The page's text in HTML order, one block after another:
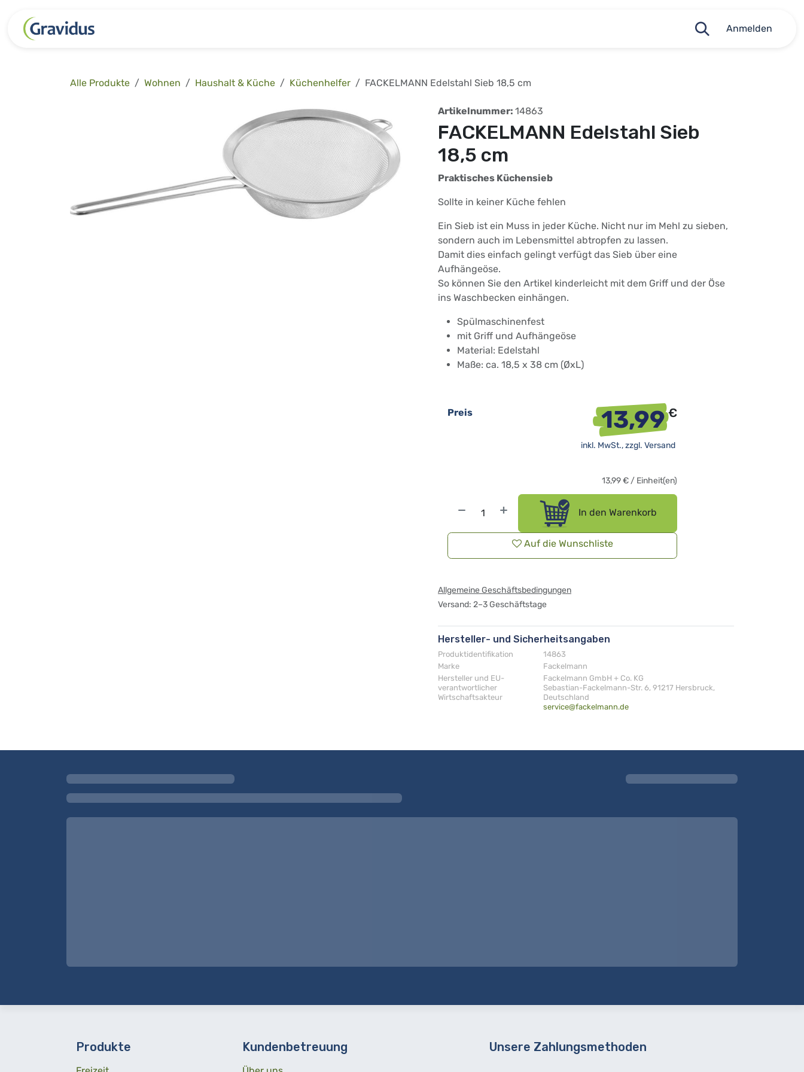
Anmelden
Alle Produkte Wohnen Haushalt & Küche Küchenhelfer FACKELMANN Edelstahl Sieb 18,5 cm
Artikelnummer: 14863
FACKELMANN Edelstahl Sieb
18,5 cm
Praktisches Küchensieb
Sollte in keiner Küche fehlen
Ein Sieb ist ein Muss in jeder Küche. Nicht nur im Mehl zu sieben,
sondern auch im Lebensmittel abtropfen zu lassen.
Damit dies einfach gelingt verfügt das Sieb über eine
Aufhängeöse.
So können Sie den Artikel kinderleicht mit dem Griff und der Öse
ins Waschbecken einhängen.
Spülmaschinenfest
mit Griff und Aufhängeöse
Material: Edelstahl
Maße: ca. 18,5 x 38 cm (ØxL)
In den Warenkorb
Auf die Wunschliste
Preis 13,99€
inkl. MwSt., zzgl. Versand
13,99€/ Einheit(en)
Allgemeine Geschäftsbedingungen
Versand: 2–3 Geschäftstage
Hersteller- und Sicherheitsangaben
Produktidentifikation
14863
Marke
Fackelmann
Hersteller und EU-
verantwortlicher
Wirtschaftsakteur
Fackelmann GmbH + Co. KG
Sebastian-Fackelmann-Str. 6, 91217 Hersbruck,
Deutschland
service@fackelmann.de
Produkte Kundenbetreuung Unsere Zahlungsmethoden